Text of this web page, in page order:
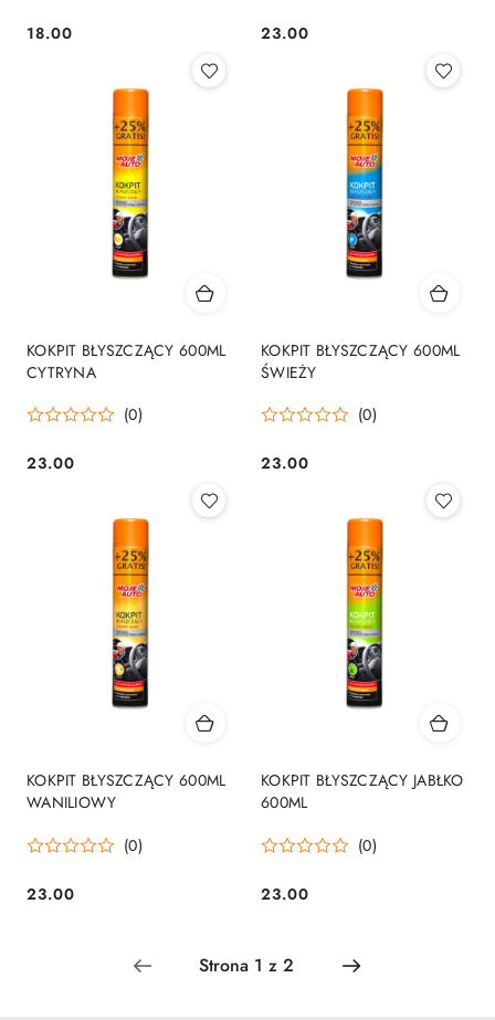
Cena:
18.00 Cena:
23.00
KOKPIT BŁYSZCZĄCY 600ML
CYTRYNA
(0)
Cena:
23.00
KOKPIT BŁYSZCZĄCY 600ML
ŚWIEŻY
(0)
Cena:
23.00
KOKPIT BŁYSZCZĄCY 600ML
WANILIOWY
(0)
Cena:
23.00
KOKPIT BŁYSZCZĄCY JABŁKO
600ML
(0)
Cena:
23.00